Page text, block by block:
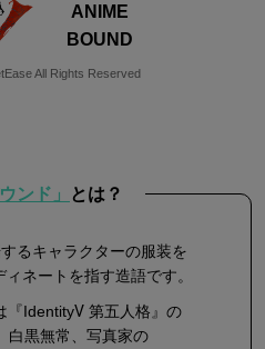
ANIME
BOUND
All Rights Reserved
ンド」 とは？
るキャラクターの服装を
ネートを指す造語です。
『IdentityⅤ 第五人格』の
白黒無常、写真家の